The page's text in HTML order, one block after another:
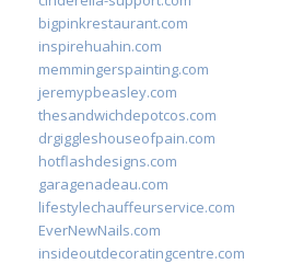
bigpinkrestaurant.com
inspirehuahin.com
memmingerspainting.com
jeremypbeasley.com
thesandwichdepotcos.com
drgiggleshouseofpain.com
hotflashdesigns.com
garagenadeau.com
lifestylechauffeurservice.com
EverNewNails.com
insideoutdecoratingcentre.com